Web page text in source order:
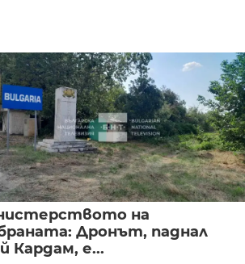
на
Дронът, паднал
Кардам, е...